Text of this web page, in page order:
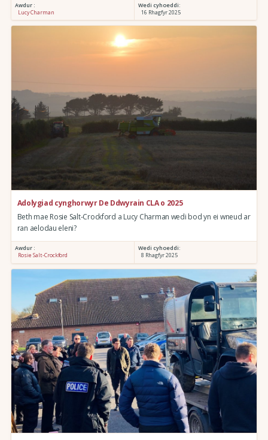
Awdur :
Lucy Charman
Wedi cyhoeddi:
16 Rhagfyr 2025
Adolygiad cynghorwyr De Ddwyrain CLA o 2025
Beth mae Rosie Salt-Crockford a Lucy Charman wedi bod yn ei wneud ar
ran aelodau eleni?
Awdur :
Rosie Salt-Crockford
Wedi cyhoeddi:
8 Rhagfyr 2025